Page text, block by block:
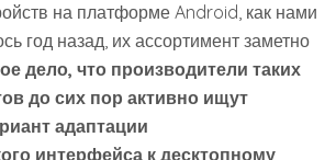
на платформе Android, как нами
год назад, их ассортимент заметно
дело, что производители таких
до сих пор активно ищут
адаптации
интерфейса к десктопному